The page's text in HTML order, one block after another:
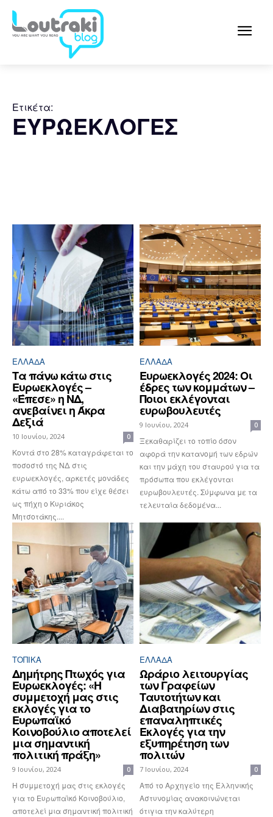
Ετικέτα:
ΕΥΡΩΕΚΛΟΓΕΣ
ΕΛΛΆΔΑ
Τα πάνω κάτω στις
Ευρωεκλογές –
«Έπεσε» η ΝΔ,
ανεβαίνει η Άκρα
Δεξιά
10 Ιουνίου, 2024 0
Κοντά στο 28% καταγράφεται το
ποσοστό της ΝΔ στις
ευρωεκλογές, αρκετές μονάδες
κάτω από το 33% που είχε θέσει
ως πήχη ο Κυριάκος
Μητσοτάκης....
ΕΛΛΆΔΑ
Ευρωεκλογές 2024: Οι
έδρες των κομμάτων –
Ποιοι εκλέγονται
ευρωβουλευτές
9 Ιουνίου, 2024 0
Ξεκαθαρίζει το τοπίο όσον
αφορά την κατανομή των εδρών
και την μάχη του σταυρού για τα
πρόσωπα που εκλέγονται
ευρωβουλευτές. Σύμφωνα με τα
τελευταία δεδομένα...
ΤΟΠΙΚΑ
Δημήτρης Πτωχός για
Ευρωεκλογές: «Η
συμμετοχή μας στις
εκλογές για το
Ευρωπαϊκό
Κοινοβούλιο αποτελεί
μια σημαντική
πολιτική πράξη»
9 Ιουνίου, 2024 0
Η συμμετοχή μας στις εκλογές
για το Ευρωπαϊκό Κοινοβούλιο,
αποτελεί μια σημαντική πολιτική
ΕΛΛΆΔΑ
Ωράριο λειτουργίας
των Γραφείων
Ταυτοτήτων και
Διαβατηρίων στις
επαναληπτικές
Εκλογές για την
εξυπηρέτηση των
πολιτών
7 Ιουνίου, 2024 0
Από το Αρχηγείο της Ελληνικής
Αστυνομίας ανακοινώνεται
ότιγια την καλύτερη